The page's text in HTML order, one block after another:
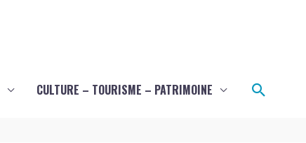
CULTURE – TOURISME – PATRIMOINE